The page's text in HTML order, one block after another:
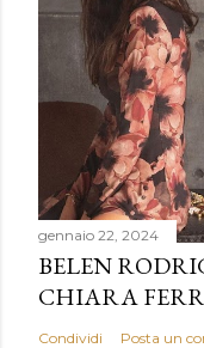
gennaio 22, 2024
BELEN
CHIARA
Condividi Posta un